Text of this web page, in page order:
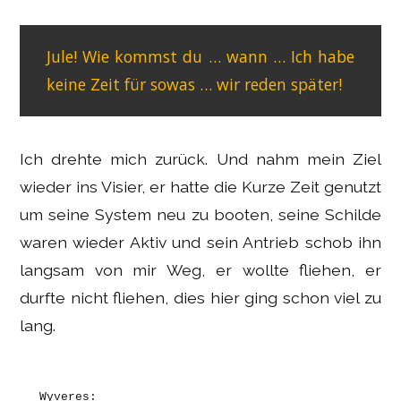
Jule! Wie kommst du … wann … Ich habe
keine Zeit für sowas … wir reden später!
Ich drehte mich zurück. Und nahm mein Ziel
wieder ins Visier, er hatte die Kurze Zeit genutzt
um seine System neu zu booten, seine Schilde
waren wieder Aktiv und sein Antrieb schob ihn
langsam von mir Weg, er wollte fliehen, er
durfte nicht fliehen, dies hier ging schon viel zu
lang.
Wyveres: